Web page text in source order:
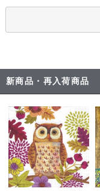
新商品・再入荷商品